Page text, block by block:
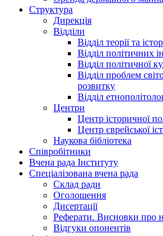
Структура
Дирекція
Відділи
Відділ теорії та
Відділ політичних
Відділ політичної
Відділ проблем
розвитку
Відділ
Центри
Центр історичної
Центр єврейської
Наукова бібліотека
Співробітники
Вчена рада Інституту
Спеціалізована вчена рада
Склад ради
Оголошення
Дисертації
Реферати. Висновки про
Відгуки опонентів